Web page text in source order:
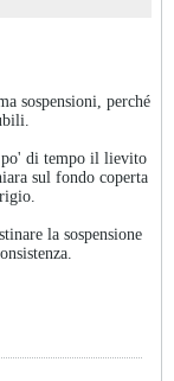
sospensioni, perché
po' di tempo il lievito
sul fondo coperta
la sospensione